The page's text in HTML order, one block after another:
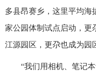
多县昂赛乡，这里平均海
家公园体制试点启动，更
江源园区，更尕也成为园
“我们用相机、笔记